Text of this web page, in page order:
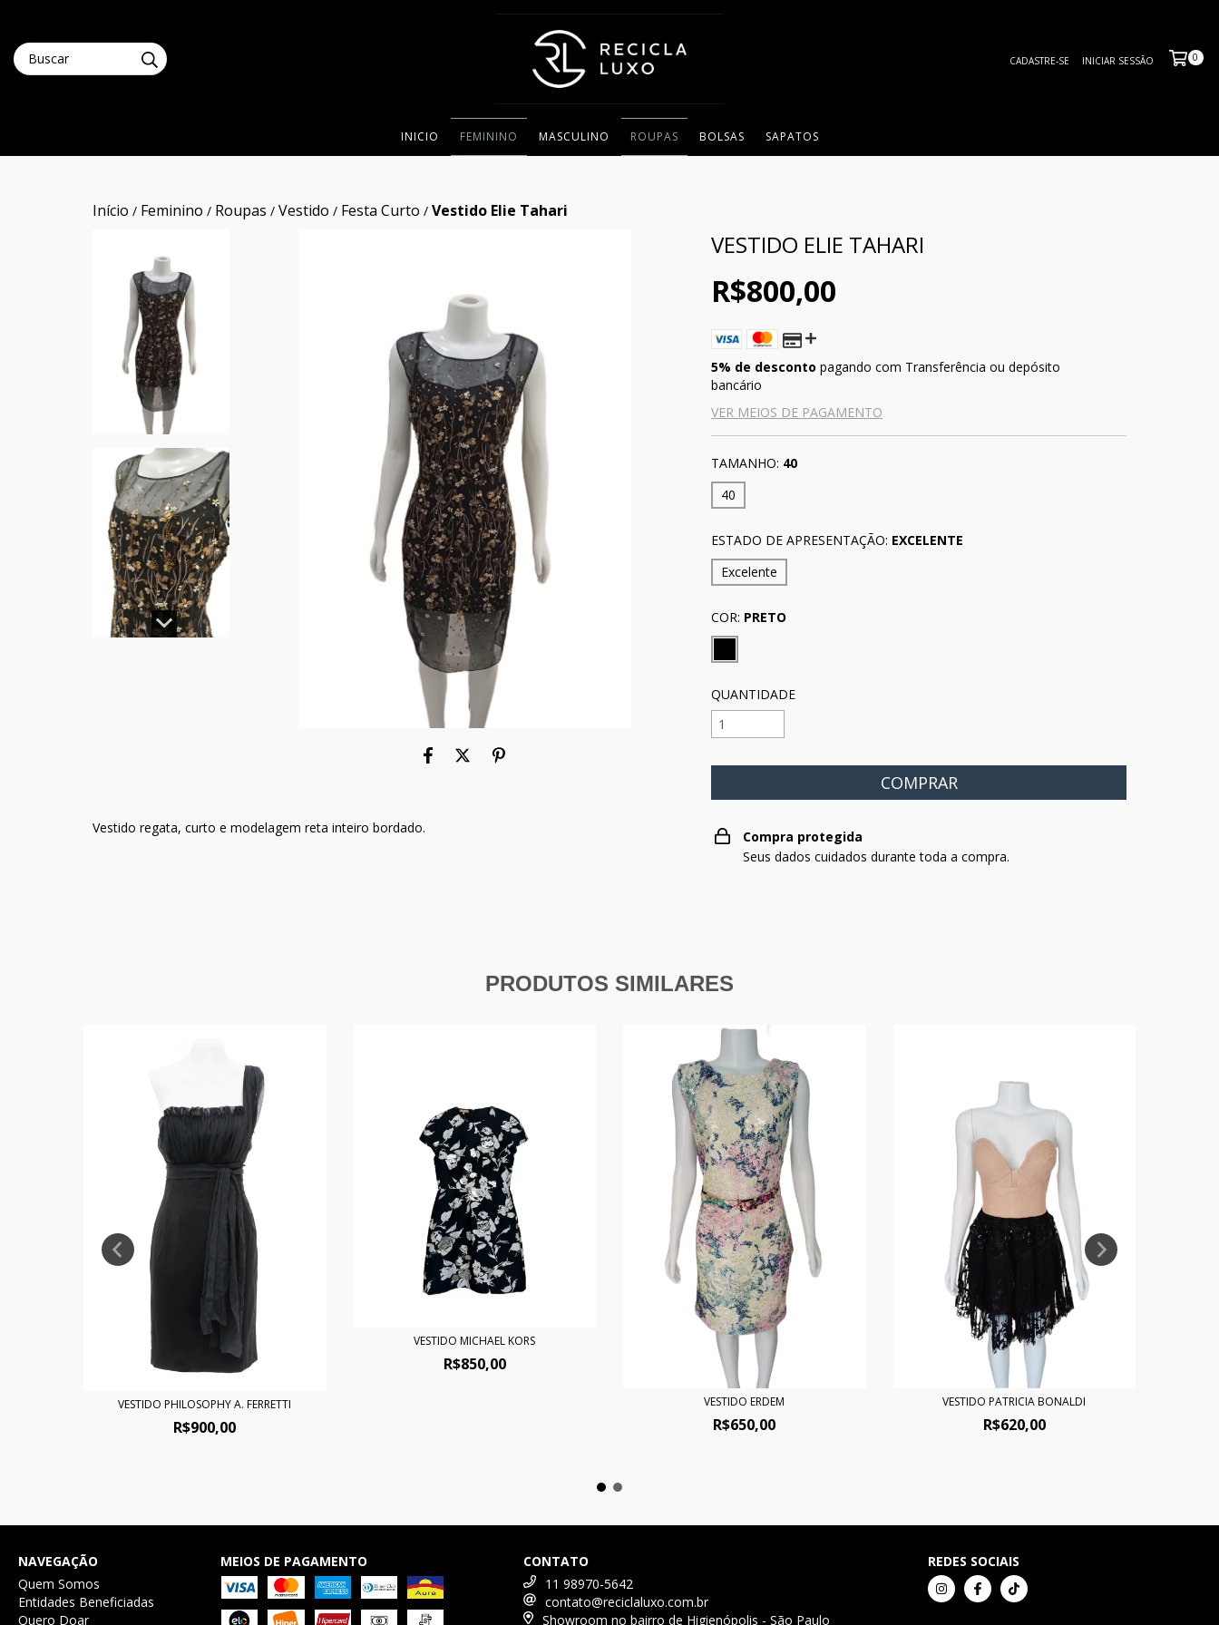
CADASTRE-SE INICIAR SESSÃO 0
INICIO FEMININO MASCULINO ROUPAS BOLSAS SAPATOS
Início / Feminino / Roupas / Vestido / Festa Curto / Vestido Elie Tahari
Vestido regata, curto e modelagem reta inteiro bordado.
VESTIDO ELIE TAHARI
R$800,00
5% de desconto pagando com Transferência ou depósito
bancário
VER MEIOS DE PAGAMENTO
TAMANHO: 40
40
ESTADO DE APRESENTAÇÃO: EXCELENTE
Excelente
COR: PRETO
QUANTIDADE
Compra protegida
Seus dados cuidados durante toda a compra.
PRODUTOS SIMILARES
VESTIDO PHILOSOPHY A. FERRETTI
R$900,00
VESTIDO MICHAEL KORS
R$850,00
VESTIDO ERDEM
R$650,00
VESTIDO PATRICIA BONALDI
R$620,00
NAVEGAÇÃO
Quem Somos
Entidades Beneficiadas
Quero Doar
MEIOS DE PAGAMENTO
CONTATO
11 98970-5642
contato@reciclaluxo.com.br
Showroom no bairro de Higienópolis - São Paulo
REDES SOCIAIS